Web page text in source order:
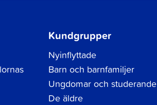
Kundgrupper
Nyinflyttade
Barn och barnfamiljer
Ungdomar och studerande
De äldre